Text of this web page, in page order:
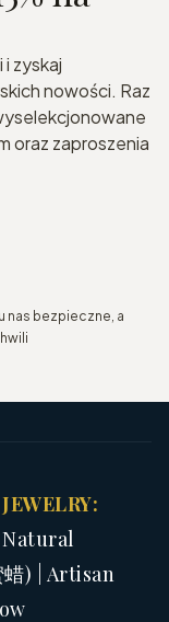
zyskaj
nowości. Raz
oraz zaproszenia
nas bezpieczne, a
) | Artisan